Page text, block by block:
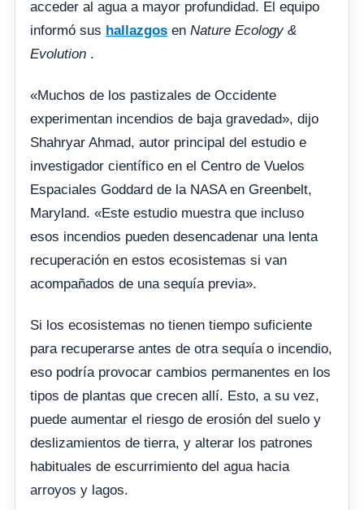
acceder al agua a mayor profundidad. El equipo
informó sus hallazgos en Nature Ecology &
Evolution .
«Muchos de los pastizales de Occidente
experimentan incendios de baja gravedad», dijo
Shahryar Ahmad, autor principal del estudio e
investigador científico en el Centro de Vuelos
Espaciales Goddard de la NASA en Greenbelt,
Maryland. «Este estudio muestra que incluso
esos incendios pueden desencadenar una lenta
recuperación en estos ecosistemas si van
acompañados de una sequía previa».
Si los ecosistemas no tienen tiempo suficiente
para recuperarse antes de otra sequía o incendio,
eso podría provocar cambios permanentes en los
tipos de plantas que crecen allí. Esto, a su vez,
puede aumentar el riesgo de erosión del suelo y
deslizamientos de tierra, y alterar los patrones
habituales de escurrimiento del agua hacia
arroyos y lagos.